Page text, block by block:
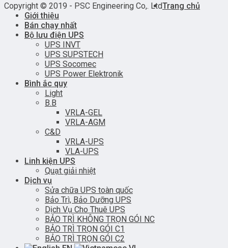
Copyright © 2019 - PSC Engineering Co,. LtdTrang chủ
Giới thiệu
Bán chạy nhất
Bộ lưu điện UPS
UPS INVT
UPS SUPSTECH
UPS Socomec
UPS Power Elektronik
Bình ắc quy
Light
B.B
VRLA-GEL
VRLA-AGM
C&D
VRLA-UPS
VLA-UPS
Linh kiện UPS
Quạt giải nhiệt
Dịch vụ
Sửa chữa UPS toàn quốc
Bảo Trì, Bảo Dưỡng UPS
Dịch Vụ Cho Thuê UPS
BẢO TRÌ KHÔNG TRỌN GÓI NC
BẢO TRÌ TRỌN GÓI C1
BẢO TRÌ TRỌN GÓI C2